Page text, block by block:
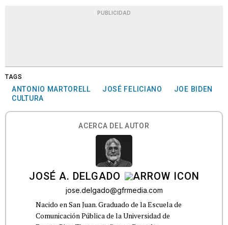
PUBLICIDAD
TAGS
ANTONIO MARTORELL JOSÉ FELICIANO
JOE BIDEN
CULTURA
ACERCA DEL AUTOR
JOSÉ A. DELGADO
jose.delgado@gfrmedia.com
Nacido en San Juan. Graduado de la Escuela de
Comunicación Pública de la Universidad de